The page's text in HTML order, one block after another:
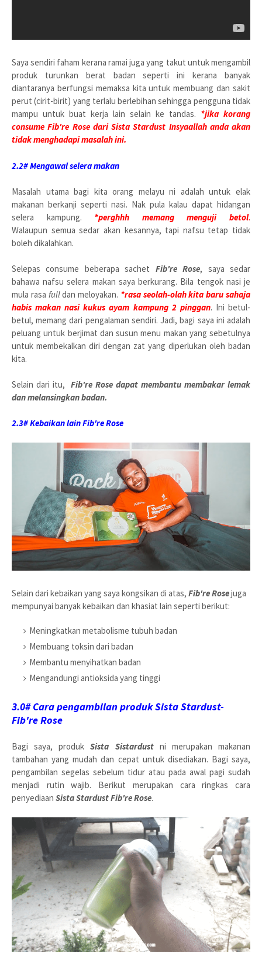
Saya sendiri faham kerana ramai juga yang takut untuk mengambil
produk turunkan berat badan seperti ini kerana banyak
diantaranya berfungsi memaksa kita untuk membuang dan sakit
perut (cirit-birit) yang terlalu berlebihan sehingga pengguna tidak
mampu untuk buat kerja lain selain ke tandas. *jika korang
consume Fib're Rose dari Sista Stardust Insyaallah anda akan
tidak menghadapi masalah ini.
2.2# Mengawal selera makan
Masalah utama bagi kita orang melayu ni adalah untuk elak
makanan berkanji seperti nasi. Nak pula kalau dapat hidangan
selera kampung. *perghhh memang menguji betol.
Walaupun semua sedar akan kesannya, tapi nafsu tetap tidak
boleh dikalahkan.
Selepas consume beberapa sachet Fib're Rose, saya sedar
bahawa nafsu selera makan saya berkurang. Bila tengok nasi je
mula rasa fulldan meloyakan. *rasa seolah-olah kita baru sahaja
habis makan nasi kukus ayam kampung 2 pinggan. Ini betul-
betul, memang dari pengalaman sendiri. Jadi, bagi saya ini adalah
peluang untuk berjimat dan susun menu makan yang sebetulnya
untuk membekalkan diri dengan zat yang diperlukan oleh badan
kita.
Selain dari itu, Fib're Rose dapat membantu membakar lemak
dan melansingkan badan.
2.3# Kebaikan lain Fib're Rose
Selain dari kebaikan yang saya kongsikan di atas, Fib're Rosejuga
mempunyai banyak kebaikan dan khasiat lain seperti berikut:
Meningkatkan metabolisme tubuh badan
Membuang toksin dari badan
Membantu menyihatkan badan
Mengandungi antioksida yang tinggi
3.0#Cara pengambilan produk Sista Stardust-
Fib're Rose
Bagi saya, produkSista Sistardust ni merupakan makanan
tambahan yang mudah dan cepat untuk disediakan. Bagi saya,
pengambilan segelas sebelum tidur atau pada awal pagi sudah
menjadi rutin wajib. Berikut merupakan cara ringkas cara
penyediaan Sista Stardust Fib're Rose.